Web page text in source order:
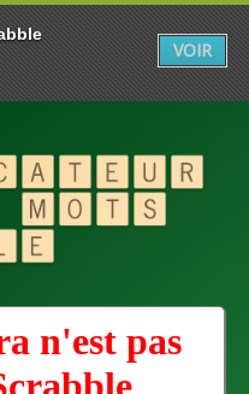
n'est pas
VOIR